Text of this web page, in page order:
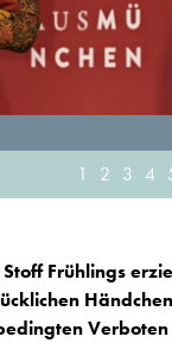
1
2 3 4
Frühlings